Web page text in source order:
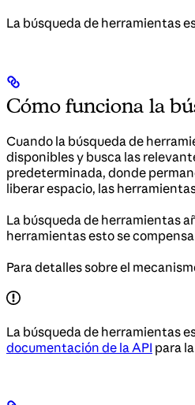
La búsqueda de herramientas
Cómo funciona la
Cuando la búsqueda de
disponibles y busca las
predeterminada, donde
liberar espacio, las
La búsqueda de herramientas
herramientas esto se
Para detalles sobre el
La búsqueda de herramientas
documentación de la API para